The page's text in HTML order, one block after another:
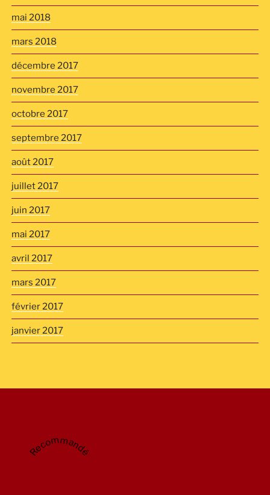
mai 2018
mars 2018
décembre 2017
novembre 2017
octobre 2017
septembre 2017
août 2017
juillet 2017
juin 2017
mai 2017
avril 2017
mars 2017
février 2017
janvier 2017
Recommandé